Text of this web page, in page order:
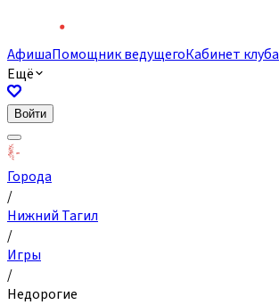
АфишаПомощник ведущегоКабинет клуба
Ещё
Войти
Города
/
Нижний Тагил
/
Игры
/
Недорогие